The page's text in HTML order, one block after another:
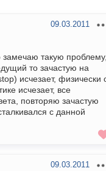
09.03.2011
замечаю такую
то зачастую на
исчезает, физически
исчезает, все
повторяю зачастую
с данной
09.03.2011